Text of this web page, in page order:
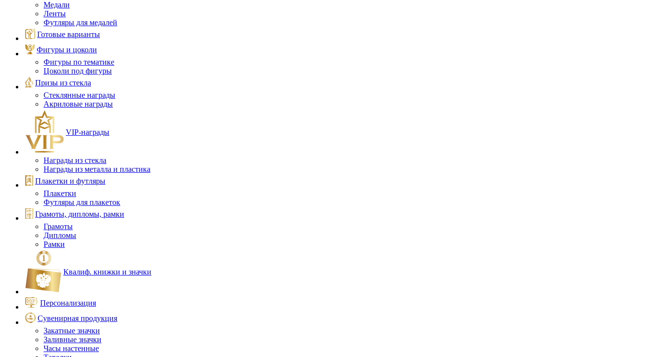
Медали
Ленты
Футляры для медалей
Готовые варианты
Фигуры и цоколи
Фигуры по тематике
Цоколи под фигуры
Призы из стекла
Стеклянные награды
Акриловые награды
VIP‑награды
Награды из стекла
Награды из металла и пластика
Плакетки и футляры
Плакетки
Футляры для плакеток
Грамоты, дипломы, рамки
Грамоты
Дипломы
Рамки
Квалиф. книжки и значки
Персонализация
Сувенирная продукция
Закатные значки
Заливные значки
Часы настенные